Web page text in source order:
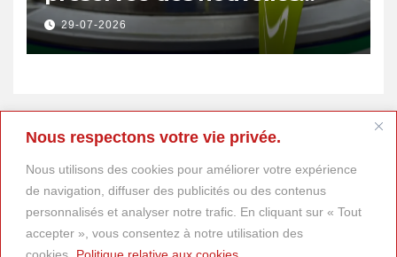
Nous respectons votre vie privée.
Nous utilisons des cookies pour améliorer votre expérience
de navigation, diffuser des publicités ou des contenus
personnalisés et analyser notre trafic. En cliquant sur « Tout
accepter », vous consentez à notre utilisation des
cookies.
Politique relative aux cookies
surtaxes américaines de
Donald Trump
29-07-2026